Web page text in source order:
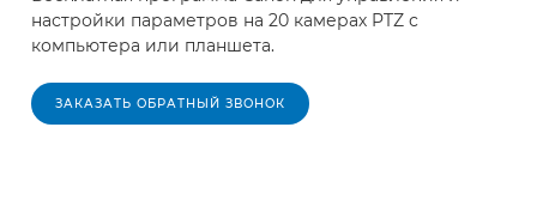
настройки параметров на 20 камерах PTZ с
компьютера или планшета.
ЗАКАЗАТЬ ОБРАТНЫЙ ЗВОНОК